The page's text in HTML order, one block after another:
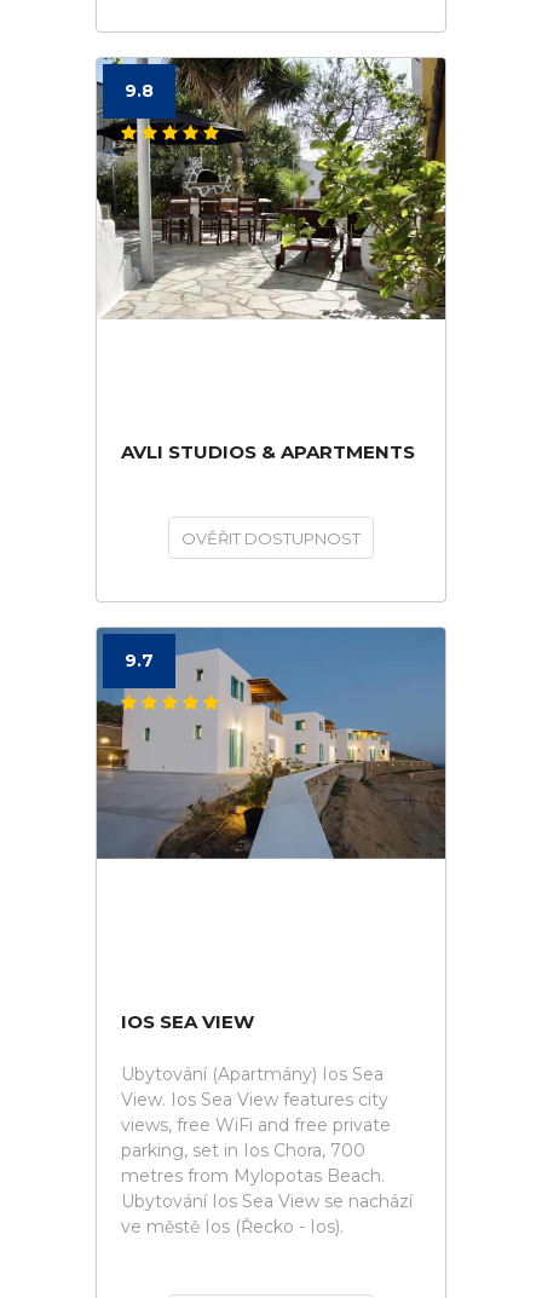
9.8
AVLI STUDIOS & APARTMENTS
OVĚŘIT DOSTUPNOST
9.7
IOS SEA VIEW
Ubytování (Apartmány) Ios Sea
View. Ios Sea View features city
views, free WiFi and free private
parking, set in Ios Chora, 700
metres from Mylopotas Beach.
Ubytování Ios Sea View se nachází
ve městě Ios (Řecko - Ios).